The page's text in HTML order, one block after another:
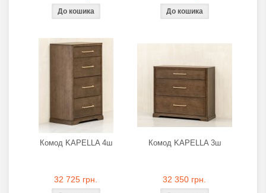
Комод KAPELLA 4ш
32 725 грн.
Комод KAPELLA 3ш
32 350 грн.